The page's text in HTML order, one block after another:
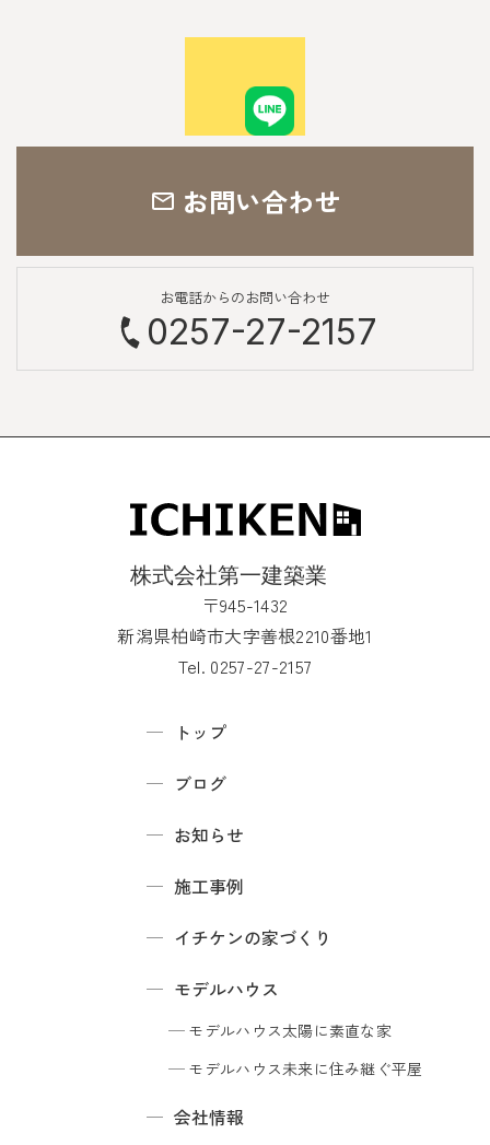
お問い合わせ
お電話からのお問い合わせ
0257-27-2157
〒945-1432
新潟県柏崎市大字善根2210番地1
Tel. 0257-27-2157
トップ
ブログ
お知らせ
施工事例
イチケンの家づくり
モデルハウス
モデルハウス太陽に素直な家
モデルハウス未来に住み継ぐ平屋
会社情報